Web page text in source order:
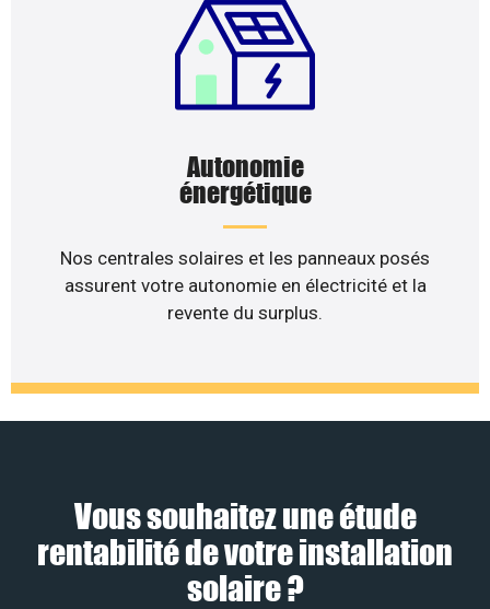
Autonomie
énergétique
Nos centrales solaires et les panneaux posés
assurent votre autonomie en électricité et la
revente du surplus.
Vous souhaitez une étude
rentabilité de votre installation
solaire ?